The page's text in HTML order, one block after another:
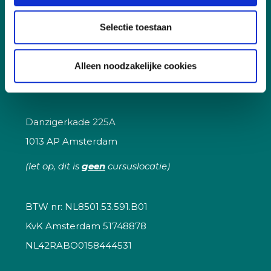
Selectie toestaan
Alleen noodzakelijke cookies
020 8200 908
E-mail:academy@berghauserpont.nl.
Danzigerkade 225A
1013 AP Amsterdam
(let op, dit is geen cursuslocatie)
BTW nr: NL8501.53.591.B01
KvK Amsterdam 51748878
NL42RABO0158444531